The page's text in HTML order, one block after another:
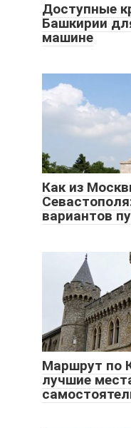
Доступные
Башкирии
машине
Как из
вариантов
Маршрут по
лучшие